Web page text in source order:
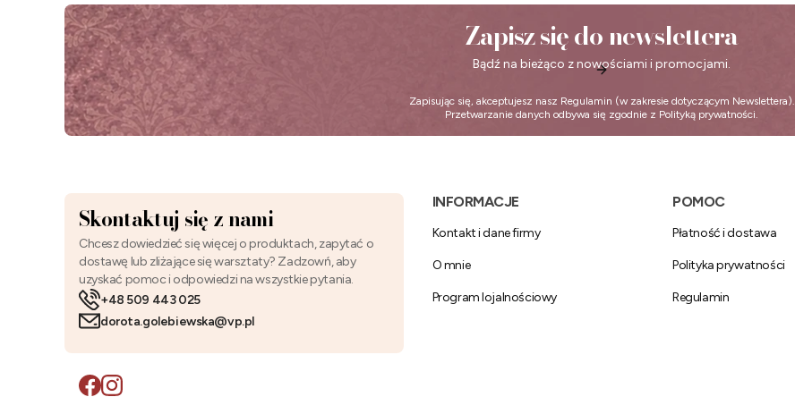
Zapisz się do newslettera
Bądź na bieżąco z nowościami i promocjami.
Zapisując się, akceptujesz nasz Regulamin (w zakresie dotyczącym Newslettera).
Przetwarzanie danych odbywa się zgodnie z Polityką prywatności.
Skontaktuj się z nami
Chcesz dowiedzieć się więcej o produktach, zapytać o
dostawę lub zliżające się warsztaty? Zadzowń, aby
uzyskać pomoc i odpowiedzi na wszystkie pytania.
+48 509 443 025
dorota.golebiewska@vp.pl
Linki w stopce
INFORMACJE
Kontakt i dane firmy
O mnie
Program lojalnościowy
POMOC
Płatność i dostawa
Polityka prywatności
Regulamin